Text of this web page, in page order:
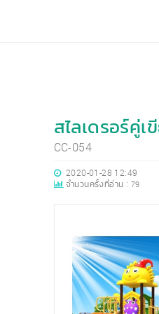
สไลเดรอร์คู่
CC-054
2020-01-28 12:49
จำนวนครั้งที่อ่าน : 79